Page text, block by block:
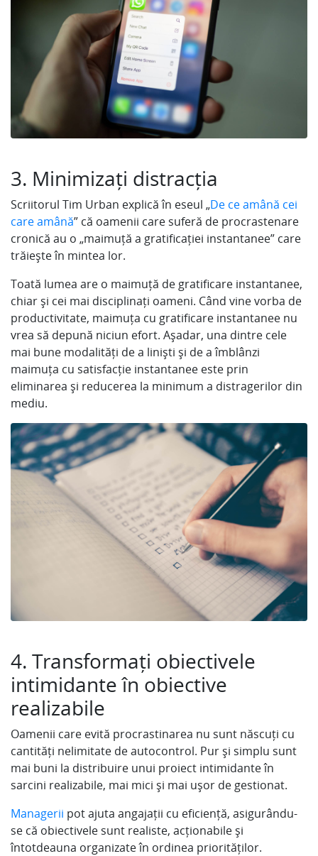
3. Minimizați distracția
Scriitorul Tim Urban explică în eseul „De ce amână cei
care amână” că oamenii care suferă de procrastenare
cronică au o „maimuță a gratificației instantanee” care
trăiește în mintea lor.
Toată lumea are o maimuță de gratificare instantanee,
chiar și cei mai disciplinați oameni. Când vine vorba de
productivitate, maimuța cu gratificare instantanee nu
vrea să depună niciun efort. Așadar, una dintre cele
mai bune modalități de a liniști și de a îmblânzi
maimuța cu satisfacție instantanee este prin
eliminarea și reducerea la minimum a distragerilor din
mediu.
4. Transformați obiectivele
intimidante în obiective
realizabile
Oamenii care evită procrastinarea nu sunt născuți cu
cantități nelimitate de autocontrol. Pur și simplu sunt
mai buni la distribuire unui proiect intimidante în
sarcini realizabile, mai mici și mai ușor de gestionat.
Managerii pot ajuta angajații cu eficiență, asigurându-
se că obiectivele sunt realiste, acționabile și
întotdeauna organizate în ordinea priorităților.